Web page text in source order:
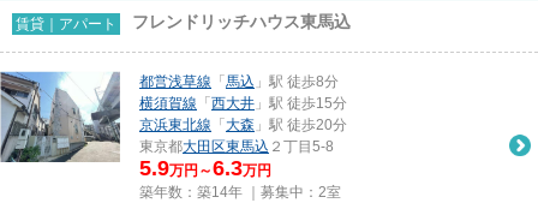
賃貸｜アパート フレンドリッチハウス東馬込
都営浅草線 「 馬込 」駅 徒歩8分
横須賀線 「 西大井 」駅 徒歩15分
京浜東北線 「 大森 」駅 徒歩20分
東京都大田区東馬込 ２丁目5-8
5.9万円～6.3万円
築年数：築14年 ｜募集中： 2室